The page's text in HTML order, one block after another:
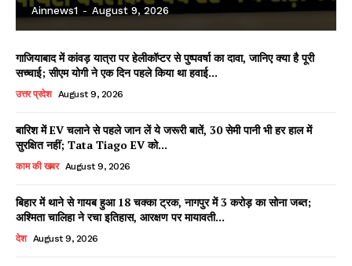
Facebook
X WhatsApp
Share
Ainnews1 - August 9, 2026
गाजियाबाद में कांवड़ यात्रा पर हेलीकॉप्टर से पुष्पवर्षा का दावा, जानिए क्या है पूरी
सच्चाई; सीएम योगी ने एक दिन पहले किया था हवाई...
उत्तर प्रदेश August 9, 2026
बारिश में EV चलाने से पहले जान लें ये जरूरी बातें, 30 सेमी पानी भी हर हाल में
सुरक्षित नहीं; Tata Tiago EV को...
काम की खबर August 9, 2026
बिहार में थाने से गायब हुआ 18 चक्का ट्रक, नागपुर में 3 करोड़ का सोना जब्त;
अश्मिता चालिहा ने रचा इतिहास, आरक्षण पर मायावती...
देश August 9, 2026